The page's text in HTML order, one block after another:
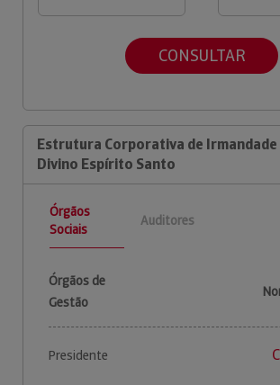
CONSULTAR
Estrutura Corporativa de Irmandade
Divino Espírito Santo
Órgãos
Sociais
Auditores
Órgãos de
Gestão
Presidente